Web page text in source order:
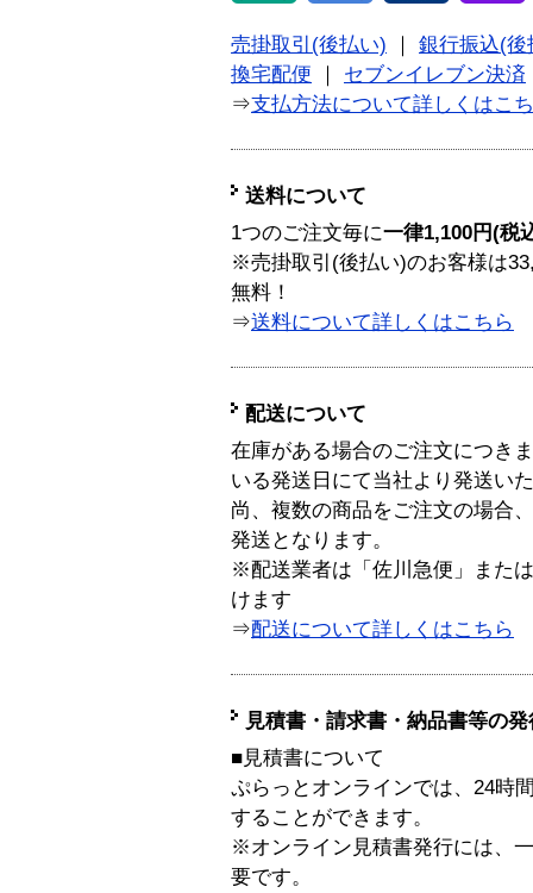
売掛取引(後払い)
銀行振込(後
換宅配便
セブンイレブン決済
⇒支払方法について詳しくはこ
送料について
1つのご注文毎に一律1,100円(税
※売掛取引(後払い)のお客様は
無料！
⇒送料について詳しくはこちら
配送について
在庫がある場合のご注文につき
いる発送日にて当社より発送い
尚、複数の商品をご注文の場合
発送となります。
※配送業者は「佐川急便」また
けます
⇒配送について詳しくはこちら
見積書・請求書・納品書等の
■見積書について
ぷらっとオンラインでは、24時
することができます。
※オンライン見積書発行には、
要です。